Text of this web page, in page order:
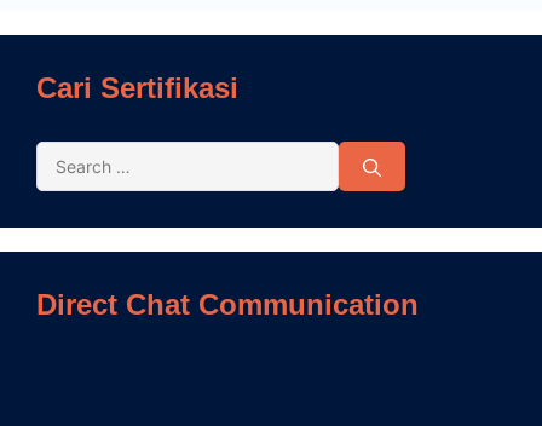
Cari Sertifikasi
Direct Chat Communication